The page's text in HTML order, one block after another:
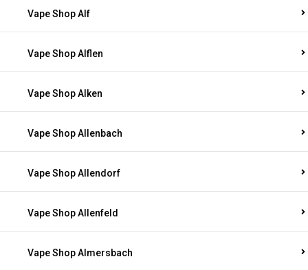
Vape Shop Alf
Vape Shop Alflen
Vape Shop Alken
Vape Shop Allenbach
Vape Shop Allendorf
Vape Shop Allenfeld
Vape Shop Almersbach